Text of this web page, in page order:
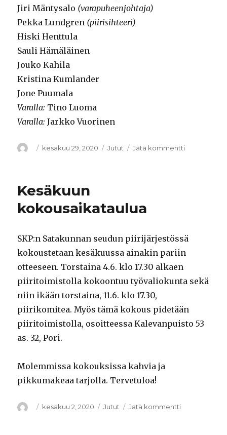
Jiri Mäntysalo (varapuheenjohtaja)
Pekka Lundgren (piirisihteeri)
Hiski Henttula
Sauli Hämäläinen
Jouko Kahila
Kristina Kumlander
Jone Puumala
Varalla: Tino Luoma
Varalla: Jarkko Vuorinen
Kirjoittaja
Julkaistu
kesäkuu 29, 2020 Kategoriat
Jutut Jätä kommentti
Kesäkuun
kokousaikataulua
SKP:n Satakunnan seudun piirijärjestössä
kokoustetaan kesäkuussa ainakin pariin
otteeseen. Torstaina 4.6. klo 17.30 alkaen
piiritoimistolla kokoontuu työvaliokunta sekä
niin ikään torstaina, 11.6. klo 17.30,
piirikomitea. Myös tämä kokous pidetään
piiritoimistolla, osoitteessa Kalevanpuisto 53
as. 32, Pori.
Molemmissa kokouksissa kahvia ja
pikkumakeaa tarjolla. Tervetuloa!
Kirjoittaja
Julkaistu
kesäkuu 2, 2020 Kategoriat
Jutut Jätä kommentti